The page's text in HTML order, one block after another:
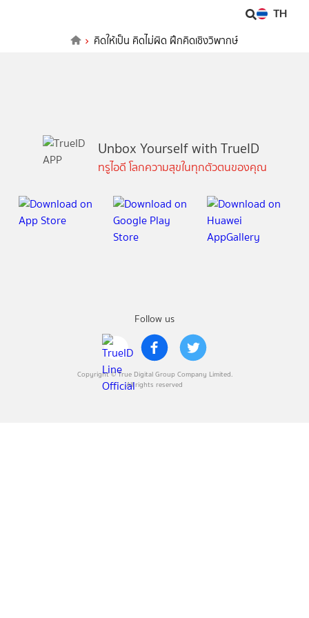
TH
คิดให้เป็น คิดไม่ผิด ฝึกคิดเชิงวิพากษ์
Follow us
Copyright © True Digital Group Company Limited.
All rights reserved
Unbox Yourself with TrueID
ทรูไอดี โลกความสุขในทุกตัวตนของคุณ